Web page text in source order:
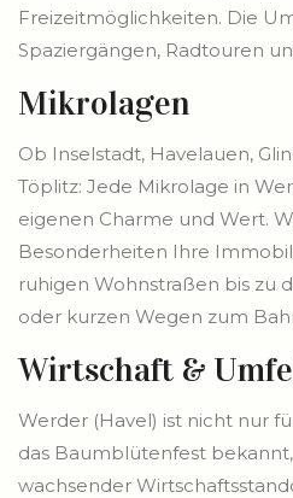
Freizeitmöglichkeiten. Die
Spaziergängen, Radtouren
Mikrolagen
Ob Inselstadt, Havelauen,
Töplitz: Jede Mikrolage in
eigenen Charme und Wert.
Besonderheiten Ihre
ruhigen Wohnstraßen bis zu
oder kurzen Wegen zum
Wirtschaft &
Werder (Havel) ist nicht nur
das Baumblütenfest
wachsender